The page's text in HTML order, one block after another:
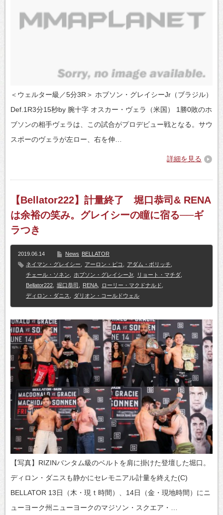
＜ウェルター級／5分3R＞ ホブソン・グレイシーJr（ブラジル）
Def.1R3分15秒by 腕十字 オスカー・ヴェラ（米国） 1勝0敗のホ
ブソンの相手ヴェラは、この試合がプロデビュー戦となる。サウ
スポーのヴェラが左ロー、右を伸…
詳細を見る
【Bellator222】計量終了 堀口恭司& RENA
は余裕の笑み。グレイシーの瞳に宿る──ギ
ラつき
2019.06.14 News BELLATOR
ネイマン・グレイシー
アーロン・ピコ アダム・ボリッチ
チェール・ソネン
ホブソン・グレイシーJr, リョート・マチダ
Bellator222
堀口恭司 RENA ローリー・マクドナルド
ディロン・ダニス
ダリオン・コールドウェル
【写真】RIZINバンタム級のベルトを肩に掛けた登壇した堀口。
ディロン・ダニスも静かにセレモニアル計量を終えた(C)
BELLATOR 13日（木・現ｔ時間）、14日（金・現地時間）にニ
ューヨーク州ニューヨークのマジソン・スクエア・…